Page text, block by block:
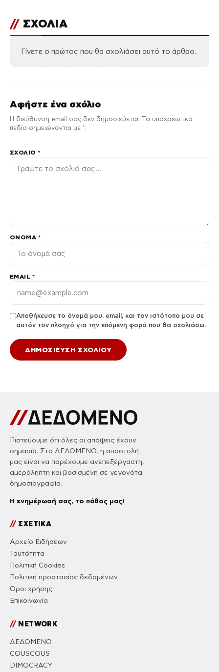
// ΣΧΟΛΙΑ
Γίνετε ο πρώτος που θα σχολιάσει αυτό το άρθρο.
Αφήστε ένα σχόλιο
Η διεύθυνση email σας δεν δημοσιεύεται. Τα υποχρεωτικά
πεδία σημειώνονται με *.
ΣΧΌΛΙΟ*
ΌΝΟΜΑ *
EMAIL *
Αποθήκευσε το όνομά μου, email, και τον ιστότοπο μου σε
αυτόν τον πλοηγό για την επόμενη φορά που θα σχολιάσω.
Πιστεύουμε ότι όλες οι απόψεις έχουν
σημασία. Στο ΔΕΔΟΜΕΝΟ, η αποστολή
μας είναι να παρέχουμε ανεπεξέργαστη,
αμερόληπτη και βασισμένη σε γεγονότα
δημοσιογραφία.
Η ενημέρωσή σας, το πάθος μας!
//ΣΧΕΤΙΚΑ
Αρχείο Ειδήσεων
Ταυτότητα
Πολιτική Cookies
Πολιτική προστασίας δεδομένων
Όροι χρήσης
Επικοινωνία
//NETWORK
ΔΕΔΟΜΕΝΟ
COUSCOUS
DIMOCRACY